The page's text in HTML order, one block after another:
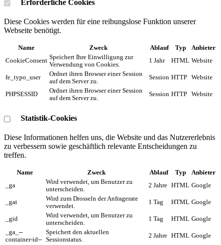
Erforderliche Cookies
Diese Cookies werden für eine reibungslose Funktion unserer
Webseite benötigt.
Name Zweck Ablauf Typ
Anbieter
CookieConsent Speichert Ihre Einwilligung zur
Verwendung von Cookies.
1 Jahr HTML Website
fe_typo_user
Ordnet ihren Browser einer Session
auf dem Server zu.
Session HTTP Website
PHPSESSID
Ordnet ihren Browser einer Session
auf dem Server zu.
Session HTTP Website
Statistik-Cookies
Diese Informationen helfen uns, die Website und das Nutzererlebnis
zu verbessern sowie geschäftlich relevante Entscheidungen zu
treffen.
Name Zweck Ablauf Typ
Anbieter
_ga
Wird verwendet, um Benutzer zu
unterscheiden.
2 Jahre HTML Google
_gat
Wird zum Drosseln der Anfragerate
verwendet.
1 Tag HTML Google
_gid
Wird verwendet, um Benutzer zu
unterscheiden.
1 Tag HTML Google
_ga_--
container-id--
Speichert den aktuellen
Sessionstatus.
2 Jahre HTML Google